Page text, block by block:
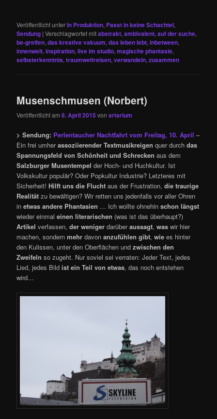
Veröffentlicht unterIn Produktion, Passt in keine Schachtel,
Sendung |Verschlagwortet mitabstrakt,ambivalent,auf der suche,
be-greifen,das kreative vakuum,das leben lebt,inbetween,
innenwelt,inspiration,live im studio,magische phantasie,
selbsterkenntnis,traumweltreisen,verwandeln,zusammen
Musenschmusen (Norbert)
Veröffentlicht am8. April 2015vonartarium
> Sendung: Perlentaucher Nachtfahrt vom Freitag, 10. April –
Ein frei umherassoziierender Textmusikreigen quer durchdas
Spannungsfeld von Schönheit und Schrecken aus dem
Salzburger Musentempel der Hoch- und Huchkultur. Ist
Volkskultur populär? Oder Popkultur Industrie? Letzteres mit
Sicherheit! Hilft uns die Flucht aus der Frustration,die traurige
Realität zu bewältigen? Wir retten uns jedenfalls vor aller Ohren
inetwas andere Phantasien … Ich wollte ohnehinschon längst
wieder einmaleinen literarischen (was ist das überhaupt?)
Artikel verfassen,der weniger darüberaussagt,was wir hier
machen, sondernmehr davonanzufühlen gibt,wie es hinter
den Kulissen, unter den Oberflächen undzwischen den
Zweifeln so zugeht. Nur soviel sei verraten: Jeder Text, jedes
Lied, jedes Bild ist ein Teil von etwas, das noch entstehen
wird…